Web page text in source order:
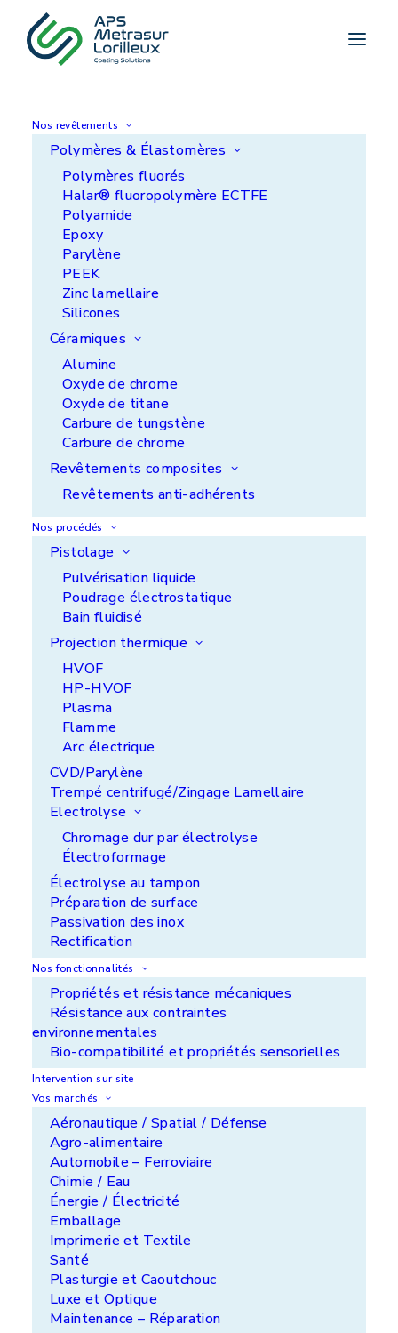
Nos revêtements
Polymères & Élastomères
Polymères fluorés
Halar® fluoropolymère ECTFE
Polyamide
Epoxy
Parylène
PEEK
Zinc lamellaire
Silicones
Céramiques
Alumine
Oxyde de chrome
Oxyde de titane
Carbure de tungstène
Carbure de chrome
Revêtements composites
Revêtements anti-adhérents
Nos procédés
Pistolage
Pulvérisation liquide
Poudrage électrostatique
Bain fluidisé
Projection thermique
HVOF
HP-HVOF
Plasma
Flamme
Arc électrique
CVD/Parylène
Trempé centrifugé/Zingage Lamellaire
Electrolyse
Chromage dur par électrolyse
Électroformage
Électrolyse au tampon
Préparation de surface
Passivation des inox
Rectification
Nos fonctionnalités
Propriétés et résistance mécaniques
Résistance aux contraintes
environnementales
Bio-compatibilité et propriétés sensorielles
Intervention sur site
Vos marchés
Aéronautique / Spatial / Défense
Agro-alimentaire
Automobile – Ferroviaire
Chimie / Eau
Énergie / Électricité
Emballage
Imprimerie et Textile
Santé
Plasturgie et Caoutchouc
Luxe et Optique
Maintenance – Réparation
Accueil>
Moules
L'enjeu
Mettre en place un revêtement anti-adhérent pour
faciliter le remplissage des empreintes avec du
caoutchouc cru calandré sans fluage et résistant à
des températures allant de 160 à 180°C, sans
migration dans le moulage final.
Notre solution
Revêtement Nuflon
Bénéfices clients
Pas de pulvérisation ni de préparation du moule
(vs vernis monocoat ou ruban Teflon) avant
utilisation
Permet d’effectuer jusqu’à 100 moulages
consécutifs
Le + d'APS
L’agrément APS dans le marché final
Voir la page du marché
Les autres projets dans la
même catégorie